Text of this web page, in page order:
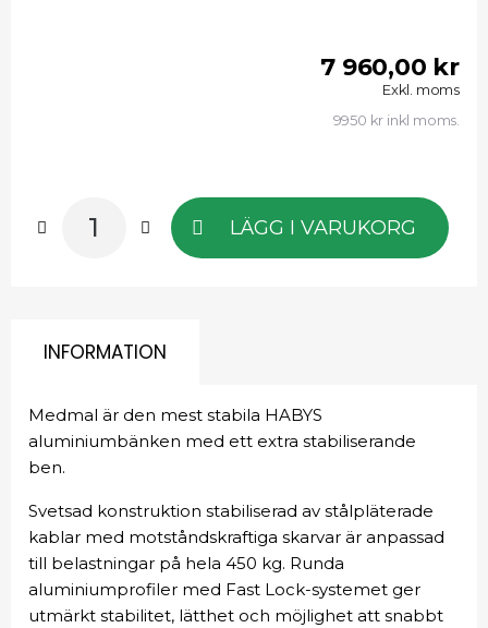
7 960,00 kr
Exkl. moms
9950 kr inkl moms.
LÄGG I VARUKORG
INFORMATION
Medmal är den mest stabila HABYS
aluminiumbänken med ett extra stabiliserande
ben.
Svetsad konstruktion stabiliserad av stålpläterade
kablar med motståndskraftiga skarvar är anpassad
till belastningar på hela 450 kg. Runda
aluminiumprofiler med Fast Lock-systemet ger
utmärkt stabilitet, lätthet och möjlighet att snabbt